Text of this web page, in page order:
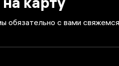
обязательно с вами свяжемся